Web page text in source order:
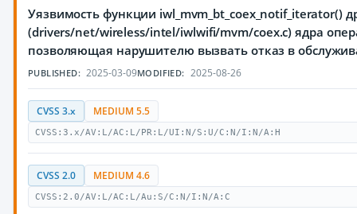
Уязвимость функции iwl_mvm_bt_coex_notif_iterator()
(drivers/net/wireless/intel/iwlwifi/mvm/coex.c) ядра
позволяющая нарушителю вызвать отказ в
PUBLISHED: 2025-03-09MODIFIED: 2025-08-26
CVSS 3.x MEDIUM 5.5
CVSS:3.x/AV:L/AC:L/PR:L/UI:N/S:U/C:N/I:N/A:H
CVSS 2.0 MEDIUM 4.6
CVSS:2.0/AV:L/AC:L/Au:S/C:N/I:N/A:C